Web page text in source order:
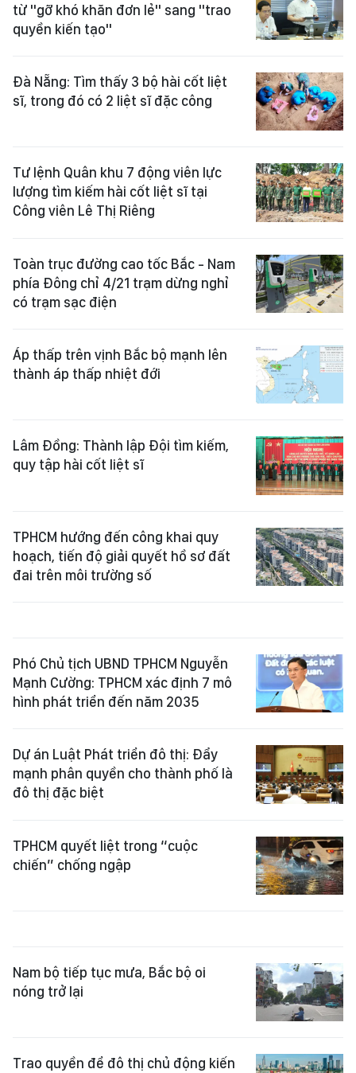
từ "gỡ khó khăn đơn lẻ" sang "trao
quyền kiến tạo"
Đà Nẵng: Tìm thấy 3 bộ hài cốt liệt
sĩ, trong đó có 2 liệt sĩ đặc công
Tư lệnh Quân khu 7 động viên lực
lượng tìm kiếm hài cốt liệt sĩ tại
Công viên Lê Thị Riêng
Toàn trục đường cao tốc Bắc - Nam
phía Đông chỉ 4/21 trạm dừng nghỉ
có trạm sạc điện
Áp thấp trên vịnh Bắc bộ mạnh lên
thành áp thấp nhiệt đới
Lâm Đồng: Thành lập Đội tìm kiếm,
quy tập hài cốt liệt sĩ
TPHCM hướng đến công khai quy
hoạch, tiến độ giải quyết hồ sơ đất
đai trên môi trường số
Phó Chủ tịch UBND TPHCM Nguyễn
Mạnh Cường: TPHCM xác định 7 mô
hình phát triển đến năm 2035
Dự án Luật Phát triển đô thị: Đẩy
mạnh phân quyền cho thành phố là
đô thị đặc biệt
TPHCM quyết liệt trong “cuộc
chiến” chống ngập
Nam bộ tiếp tục mưa, Bắc bộ oi
nóng trở lại
Trao quyền để đô thị chủ động kiến